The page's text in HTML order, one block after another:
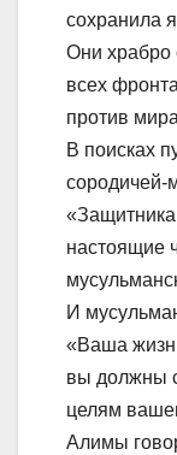
сохранила
Они храбро
всех
против
В поисках
сородичей-
настоящие
И
«Ваша
вы должны
целям
Алимы